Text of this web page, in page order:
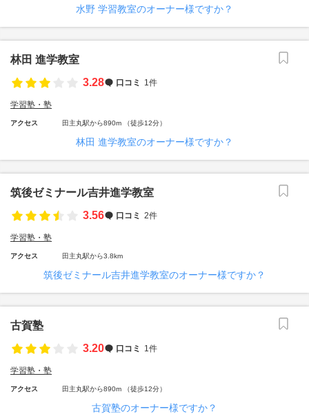
水野 学習教室のオーナー様ですか？
林田 進学教室
3.28
口コミ 1件
学習塾・塾
アクセス 田主丸駅から890m （徒歩12分）
林田 進学教室のオーナー様ですか？
筑後ゼミナール吉井進学教室
3.56
口コミ 2件
学習塾・塾
アクセス 田主丸駅から3.8km
筑後ゼミナール吉井進学教室のオーナー様ですか？
古賀塾
3.20
口コミ 1件
学習塾・塾
アクセス 田主丸駅から890m （徒歩12分）
古賀塾のオーナー様ですか？